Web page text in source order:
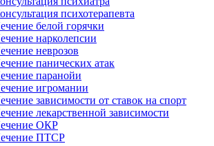
психотерапевта
белой горячки
нарколепсии
неврозов
панических атак
паранойи
игромании
зависимости от ставок на спорт
лекарственной зависимости
ОКР
ПТСР